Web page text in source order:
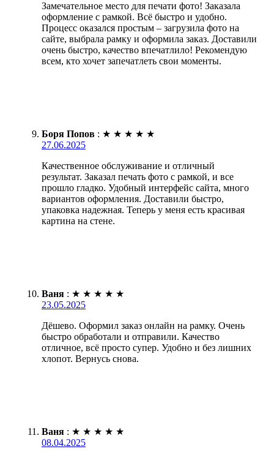
Замечательное место для печати фото! Заказала
оформление с рамкой. Всё быстро и удобно.
Процесс оказался простым – загрузила фото на
сайте, выбрала рамку и оформила заказ. Доставили
очень быстро, качество впечатлило! Рекомендую
всем, кто хочет запечатлеть свои моменты.
Боря Попов : ★ ★ ★ ★ ★
27.06.2025
Качественное обслуживание и отличный
результат. Заказал печать фото с рамкой, и все
прошло гладко. Удобный интерфейс сайта, много
вариантов оформления. Доставили быстро,
упаковка надежная. Теперь у меня есть красивая
картина на стене.
Ваня : ★ ★ ★ ★ ★
23.05.2025
Дёшево. Оформил заказ онлайн на рамку. Очень
быстро обработали и отправили. Качество
отличное, всё просто супер. Удобно и без лишних
хлопот. Вернусь снова.
Ваня : ★ ★ ★ ★ ★
08.04.2025